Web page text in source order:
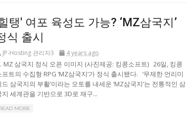
탱' 여포 육성도 가능? ‘MZ삼국지’
식 출시
JP-Hosting 관리자3 4 years ago
삼국지 정식 오픈 이미지 (사진제공: 킹콩소프트) 26일, 킹콩
프트의 수집형 RPG ‘MZ삼국지’가 정식 출시됐다. ‘무제한 언리미
드 삼국지의 부활’이라는 모토를 내세운 ‘MZ삼국지’는 전통적인 삼
지 세계관을 기반으로 3D로 재구...
MORE